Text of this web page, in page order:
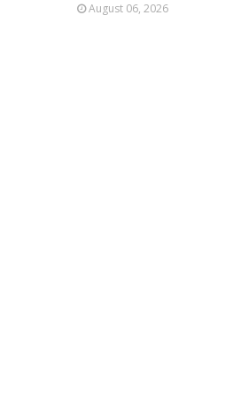
August 06, 2026